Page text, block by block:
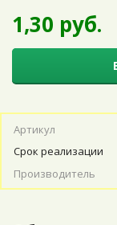
1,30 руб.
Артикул
Срок реализации
Производитель